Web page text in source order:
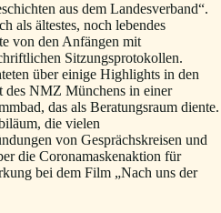
aus dem Landesverband“.
als ältestes, noch lebendes
von den Anfängen mit
Sitzungsprotokollen.
über einige Highlights in den
des NMZ Münchens in einer
das als Beratungsraum diente.
die vielen
von Gesprächskreisen und
die Coronamaskenaktion für
bei dem Film „Nach uns der